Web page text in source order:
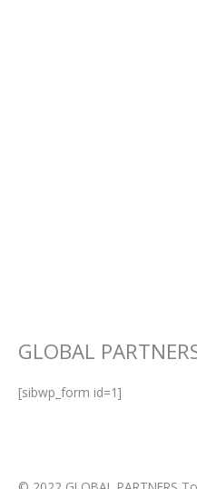
GLOBAL
[sibwp_form id=1]